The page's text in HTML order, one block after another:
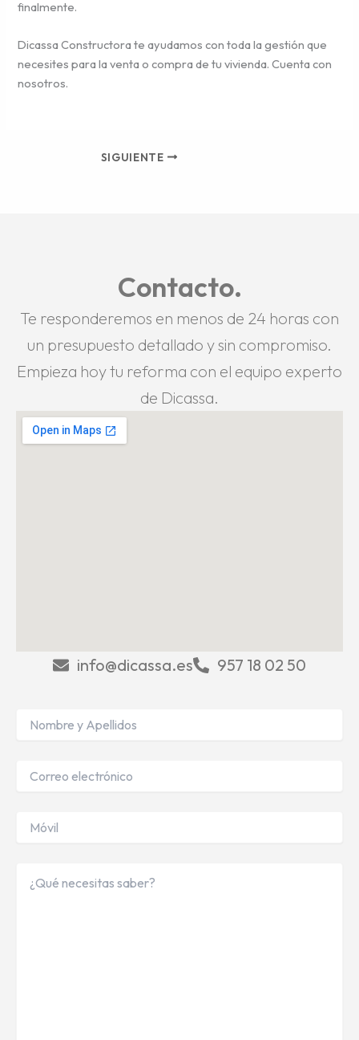
finalmente.
Dicassa Constructora te ayudamos con toda la gestión que
necesites para la venta o compra de tu vivienda. Cuenta con
nosotros.
SIGUIENTE
Contacto.
Te responderemos en menos de 24 horas con
un presupuesto detallado y sin compromiso.
Empieza hoy tu reforma con el equipo experto
de Dicassa.
info@dicassa.es 957 18 02 50